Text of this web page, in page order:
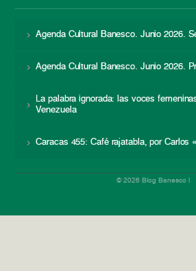
Agenda Cultural Banesco. Junio 2026.
Agenda Cultural Banesco. Junio 2026.
La palabra ignorada: las voces
Venezuela
Caracas 455: Café rajatabla, por Carlos
© 2026 Blog Banesco |